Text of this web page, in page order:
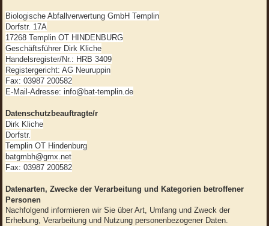
Biologische Abfallverwertung GmbH Templin
Dorfstr. 17A
17268 Templin OT HINDENBURG
Geschäftsführer Dirk Kliche
Handelsregister/Nr.: HRB 3409
Registergericht: AG Neuruppin
Fax: 03987 200582
E-Mail-Adresse: info@bat-templin.de
Datenschutzbeauftragte/r
Dirk Kliche
Dorfstr.
Templin OT Hindenburg
batgmbh@gmx.net
Fax: 03987 200582
Datenarten, Zwecke der Verarbeitung und Kategorien betroffener
Personen
Nachfolgend informieren wir Sie über Art, Umfang und Zweck der
Erhebung, Verarbeitung und Nutzung personenbezogener Daten.